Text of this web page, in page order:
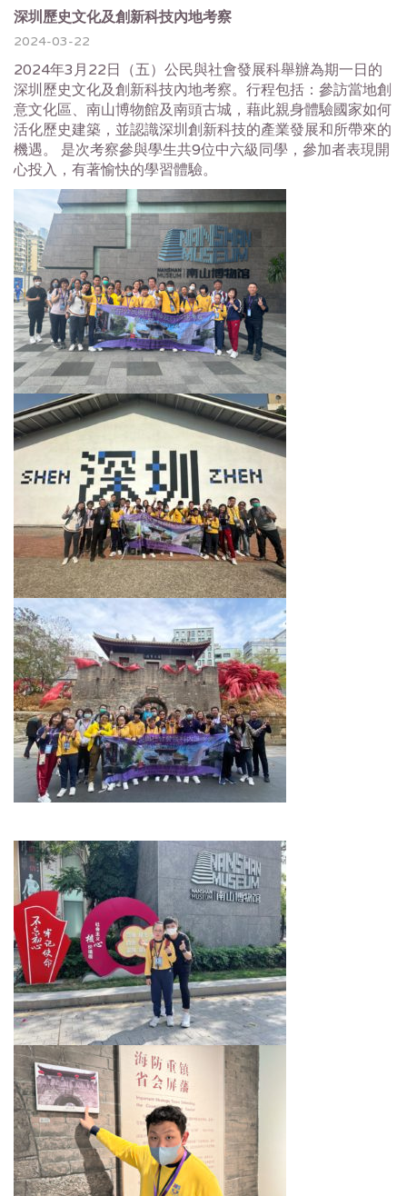
深圳歷史文化及創新科技內地考察
2024-03-22
2024年3月22日（五）公民與社會發展科舉辦為期一日的
深圳歷史文化及創新科技內地考察。行程包括：參訪當地創
意文化區、南山博物館及南頭古城，藉此親身體驗國家如何
活化歷史建築，並認識深圳創新科技的產業發展和所帶來的
機遇。 是次考察參與學生共9位中六級同學，參加者表現開
心投入，有著愉快的學習體驗。